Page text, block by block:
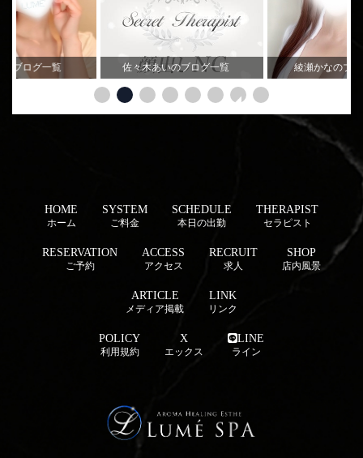
のブログ一覧 佐々木あいのブログ一覧 綾瀬かなのブ
HOME
ホーム
SYSTEM
ご料金
SCHEDULE
本日の出勤
THERAPIST
セラピスト
RESERVATION
ご予約
ACCESS
アクセス
RECRUIT
求人
SHOP
店内風景
ARTICLE
メディア掲載
LINK
リンク
POLICY
利用規約
X
エックス
LINE
ライン